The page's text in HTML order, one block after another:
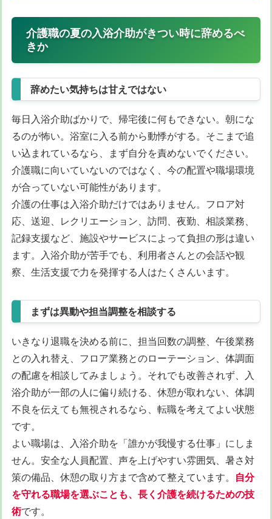
介護職の夏の入浴介助がきつい時に辞めるべ
きか
辞めたい気持ちは甘えではない
毎日入浴介助ばかりで、帰宅後に何もできない。朝にな
るのが怖い。浴室に入る前から動悸がする。そこまで追
い込まれているなら、まず自分を責めないでください。
介護職に向いていないのではなく、今の配置や職場環境
が合っていない可能性があります。
介護の仕事は入浴介助だけではありません。フロア対
応、送迎、レクリエーション、訪問、夜勤、相談業務、
記録支援など、施設やサービスによって負担の形は違い
ます。入浴介助が苦手でも、利用者さんとの会話や観
察、生活支援で力を発揮する人はたくさんいます。
まずは異動や担当調整を相談する
いきなり退職を決める前に、担当回数の調整、午後業務
との入れ替え、フロア業務とのローテーション、体調面
の配慮を相談してみましょう。それでも改善されず、入
浴介助が一部の人に偏り続ける、休憩が取れない、体調
不良を伝えても無視されるなら、転職を考えてよい状態
です。
よい職場は、入浴介助を「誰かが我慢する仕事」にしま
せん。安全な人員配置、声を上げやすい雰囲気、暑さ対
策の備品、休憩の取り方まで含めて整えています。 自分
を守れる職場を選ぶことも、長く介護を続けるための技
術です。